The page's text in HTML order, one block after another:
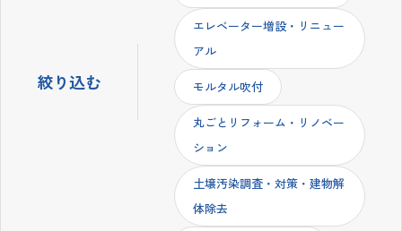
絞り込む
エレベーター増設・リニュー
アル
モルタル吹付
丸ごとリフォーム・リノベー
ション
土壌汚染調査・対策・建物解
体除去